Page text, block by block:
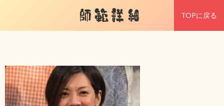
師範詳細 TOPに戻る